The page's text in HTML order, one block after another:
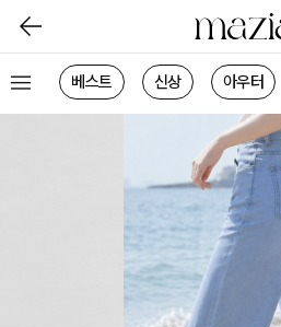
베스트 신상 아우터